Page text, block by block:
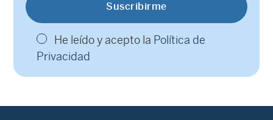
He leído y acepto la Política de
Privacidad